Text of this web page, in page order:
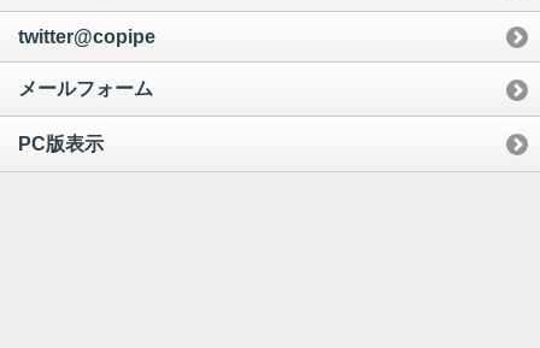
twitter@copipe
メールフォーム
PC版表示